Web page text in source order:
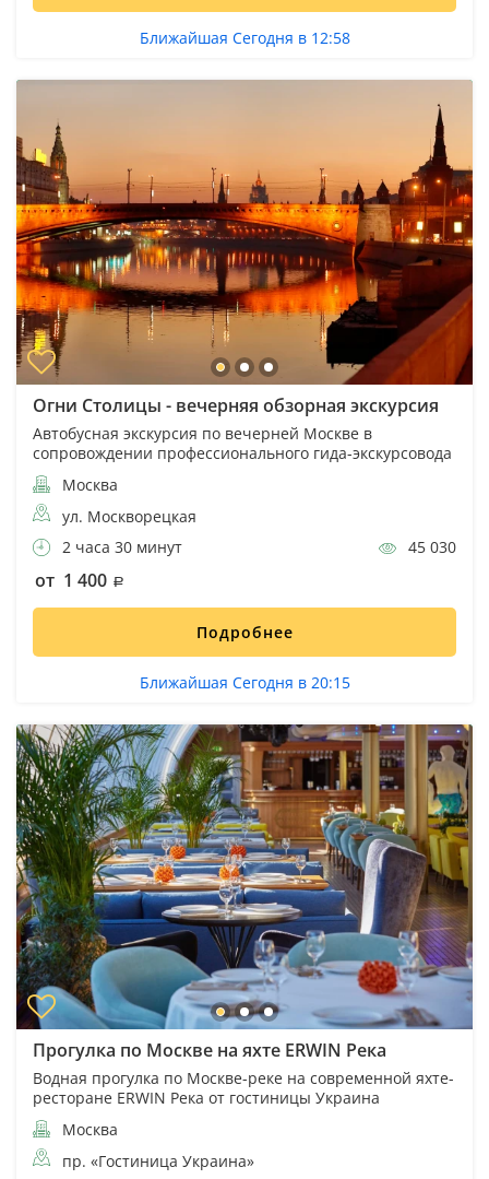
Ближайшая Сегодня в 12:58
Огни Столицы - вечерняя обзорная экскурсия
Автобусная экскурсия по вечерней Москве в
сопровождении профессионального гида-экскурсовода
Москва
ул. Москворецкая
2 часа 30 минут
45 030
от 1 400
Подробнее
Ближайшая Сегодня в 20:15
Прогулка по Москве на яхте ERWIN Река
Водная прогулка по Москве-реке на современной яхте-
ресторане ERWIN Река от гостиницы Украина
Москва
пр. «Гостиница Украина»